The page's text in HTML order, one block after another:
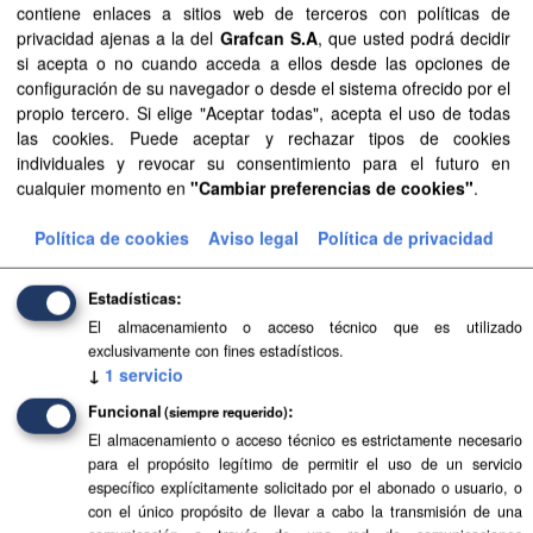
Sentencia Judicial...
Aprobación Definitiva...
Aprobación Definitiva...
Aprobación Definitiva...
Aprobación Definitiva...
Aprobación Definitiva...
Documentos de...
Aprobación Definitiva...
Aprobación Definitiva...
Aprobación Definitiva...
contiene enlaces a sitios web de terceros con políticas de
privacidad ajenas a la del Grafcan S.A, que usted podrá decidir
si acepta o no cuando acceda a ellos desde las opciones de
configuración de su navegador o desde el sistema ofrecido por el
propio tercero. Si elige "Aceptar todas", acepta el uso de todas
las cookies. Puede aceptar y rechazar tipos de cookies
individuales y revocar su consentimiento para el futuro en
cualquier momento en "Cambiar preferencias de cookies".
Política de cookies Aviso legal Política de privacidad
Estadísticas
El almacenamiento o acceso técnico que es utilizado
exclusivamente con fines estadísticos.
↓ 1 servicio
Funcional (siempre requerido)
El almacenamiento o acceso técnico es estrictamente necesario
para el propósito legítimo de permitir el uso de un servicio
específico explícitamente solicitado por el abonado o usuario, o
con el único propósito de llevar a cabo la transmisión de una